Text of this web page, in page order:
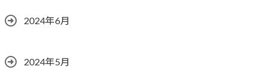
2024年6月
2024年5月